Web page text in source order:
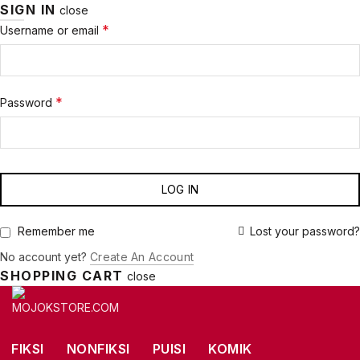
SIGN IN close
Username or email *
Password *
LOG IN
Lost your password?
Remember me
No account yet? Create An Account
SHOPPING CART close
FIKSI NONFIKSI PUISI KOMIK